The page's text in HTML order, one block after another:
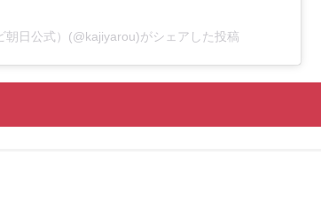
朝日公式）(@kajiyarou)がシェアした投稿